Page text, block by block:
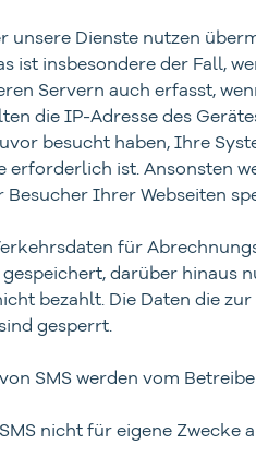
unsere Dienste nutzen
ist insbesondere der Fall,
Servern auch erfasst,
die IP-Adresse des
besucht haben, Ihre
erforderlich ist. Ansonsten
Ihrer Webseiten
für
darüber hinaus
bezahlt. Die Daten die
gesperrt.
SMS werden vom
nicht für eigene Zwecke